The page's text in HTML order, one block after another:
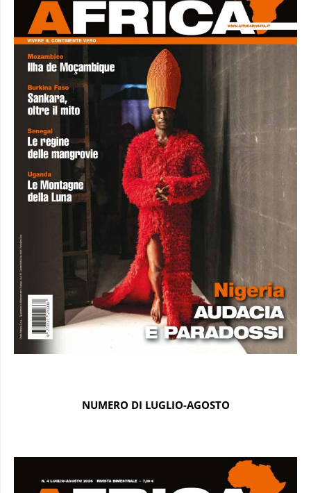
NUMERO DI LUGLIO-AGOSTO